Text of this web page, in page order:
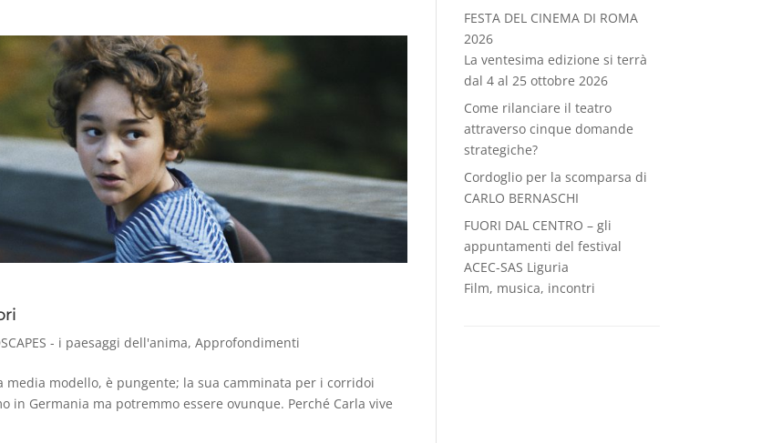
- i paesaggi dell'anima,Approfondimenti
media modello, è pungente; la sua camminata per i corridoi
in Germania ma potremmo essere ovunque. Perché Carla vive
FESTA DEL CINEMA DI ROMA
2026
La ventesima edizione si terrà
dal 4 al 25 ottobre 2026
Come rilanciare il teatro
attraverso cinque domande
strategiche?
Cordoglio per la scomparsa di
CARLO BERNASCHI
FUORI DAL CENTRO – gli
appuntamenti del festival
ACEC-SAS Liguria
Film, musica, incontri